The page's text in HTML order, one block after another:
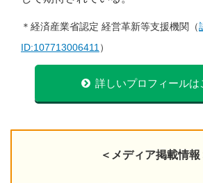
＊経済産業省認定 経営革新等支援機関（
ID:107713006411）
詳しいプロフィールは
＜メディア掲載情報